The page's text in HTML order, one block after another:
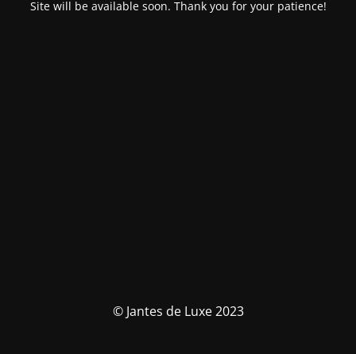
Site will be available soon. Thank you for your patience!
© Jantes de Luxe 2023